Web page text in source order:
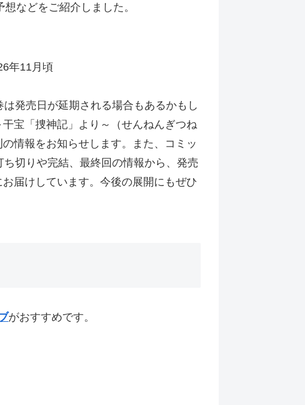
などをご紹介しました。
年11月頃
発売日が延期される場合もあるかもし
宝「捜神記」より～（せんねんぎつね
情報をお知らせします。また、コミッ
切りや完結、最終回の情報から、発売
届けしています。今後の展開にもぜひ
がおすすめです。